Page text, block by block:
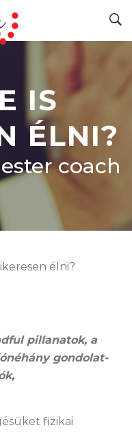
IS
ÉLNI?
coach
élni?
pillanatok, a
gondolat-
fizikai